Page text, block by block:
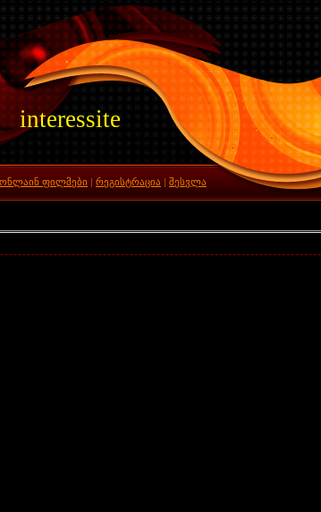
interessite
ონლაინ ფილმები | რეგისტრაცია | შესვლა